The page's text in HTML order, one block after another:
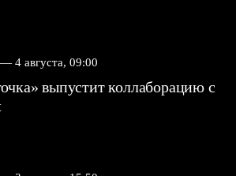
— 4 августа, 09:00
выпустит коллаборацию с